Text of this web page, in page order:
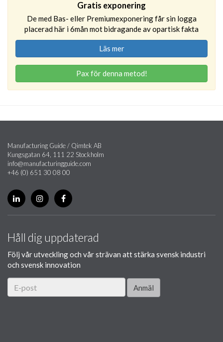
Gratis exponering
De med Bas- eller Premiumexponering får sin logga
placerad här i 6mån mot bidragande av opartisk fakta
Läs mer
Pax för denna metod!
Manufacturing Guide / Qimtek AB
Kungsgatan 64, 111 22 Stockholm
info@manufacturingguide.com
+46 (0) 651 30 08 00
Håll dig uppdaterad
Följ vår utveckling och vår strävan att stärka svensk industri
och svensk innovation
Anmäl